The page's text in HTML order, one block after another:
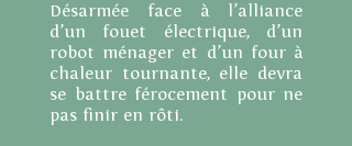
Désarmée face à l’alliance
d’un fouet électrique, d’un
robot ménager et d’un four à
chaleur tournante, elle devra
se battre férocement pour ne
pas finir en rôti.